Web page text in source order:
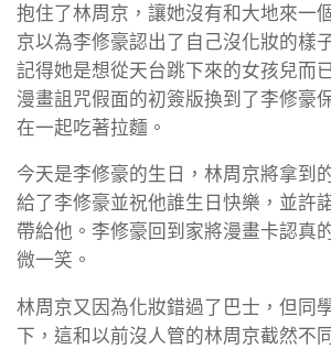
抱住了林周京，讓她沒有和大地來一
京以為李修豪認出了自己沒化妝的樣
記得她是想從天台跳下來的女孩兒而
漫畫詛咒假面的初簽版換到了李修豪
在一起吃著拉麵。
今天是李修豪的生日，林周京將拿到
給了李修豪並祝他誰生日快樂，並許
帶給他。李修豪回到家將漫畫卡認真
微一笑。
林周京又因為化妝錯過了巴士，但同
下，這和以前沒人管的林周京截然不